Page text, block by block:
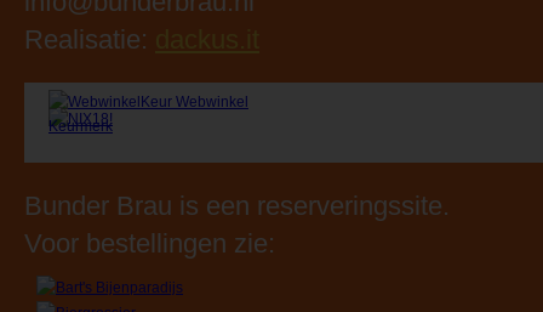
info@bunderbrau.nl
Realisatie:
Bunder Brau is een reserveringssite.
Voor bestellingen zie: